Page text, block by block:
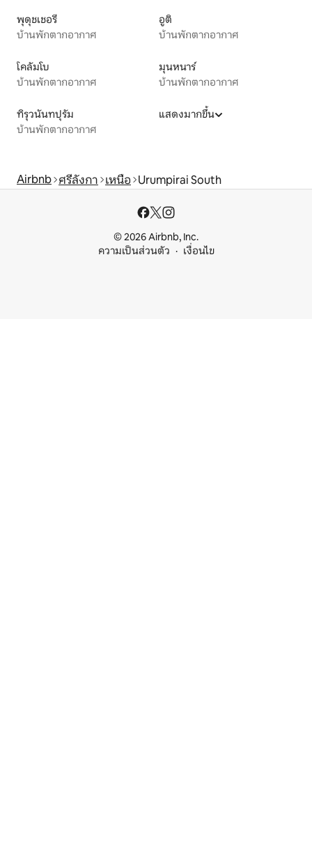
พุดุชเชอรี
บ้านพักตากอากาศ
อูติ
บ้านพักตากอากาศ
โคลัมโบ
บ้านพักตากอากาศ
มุนหนาร์
บ้านพักตากอากาศ
ทิรุวนันทปุรัม
บ้านพักตากอากาศ
แสดงมากขึ้น
Airbnb ศรีลังกา เหนือ Urumpirai South
© 2026 Airbnb, Inc.
ความเป็นส่วนตัว
เงื่อนไข